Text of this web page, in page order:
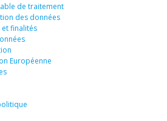
de traitement
des données
finalités
Européenne